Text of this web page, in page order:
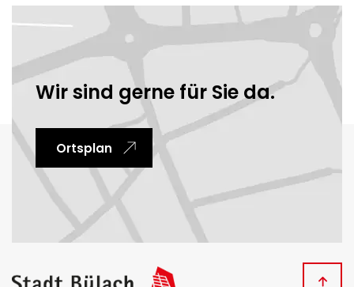
Ortsinformationen
Wir sind gerne für Sie da.
Ortsplan
Kontakt